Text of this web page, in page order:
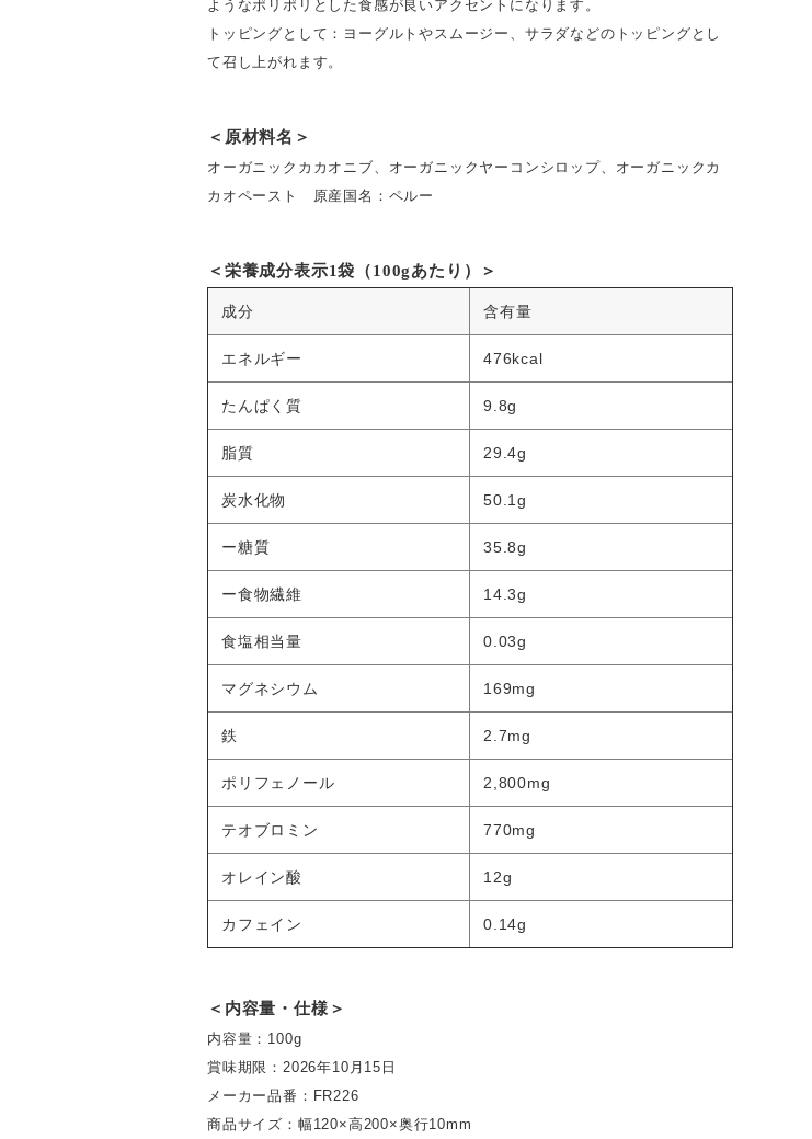
ようなポリポリとした食感が良いアクセントになります。
トッピングとして： ヨーグルトやスムージー、サラダなどのトッピングとし
て召し上がれます。
＜原材料名＞
オーガニックカカオニブ、オーガニックヤーコンシロップ、オーガニックカ
カオペースト 原産国名：ペルー
＜栄養成分表示1袋（100gあたり）＞
成分 含有量
エネルギー 476kcal
たんぱく質 9.8g
脂質 29.4g
炭水化物 50.1g
ー糖質 35.8g
ー食物繊維 14.3g
食塩相当量 0.03g
マグネシウム 169mg
鉄 2.7mg
ポリフェノール 2,800mg
テオブロミン 770mg
オレイン酸 12g
カフェイン 0.14g
＜内容量・仕様＞
内容量：100g
賞味期限：2026年10月15日
メーカー品番：FR226
商品サイズ：幅120×高200×奥行10mm